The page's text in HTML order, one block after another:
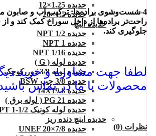
حدیده 1.25×12
حدیده 1.5×20
حدیده اینچ
حدیده 1/2 NPT
حدیده NPT 1
حدیده 1/16 NPT
حدیده لوله ( G )
حدیده لوله 3/8 دور کوچک
حدیده 3/8 چپ BSW
حدیده 14X19.8
حدیده 21 PG ( لوله برق )
حدیده لوله کونیک 1/2-1 BSPT
حدیده اینچ دنده ریز
حدیده UNEF 20×7/8
4-شست‌وشوی براده‌ها:
ترکیب آب و صابون
راحت‌تر براده‌ها از داخل سوراخ کمک کند و
جلوگیری کند.
لطفا جهت مشاوره و خرید
محصولات با ما در تماس
نظرات (0)